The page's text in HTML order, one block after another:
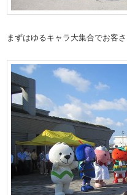
まずはゆるキャラ大集合でお客